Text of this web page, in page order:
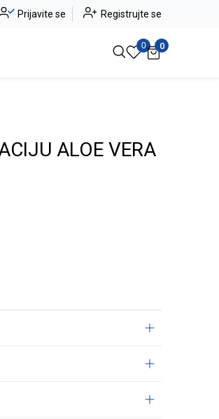
Novo u ponudi - Jadea Pogledaj više
Prijavite se Registrujte se
0 0
ALOE VERA